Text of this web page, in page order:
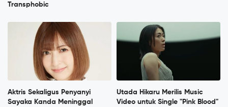
Transphobic
Aktris Sekaligus Penyanyi
Sayaka Kanda Meninggal
Utada Hikaru Merilis Music
Video untuk Single "Pink Blood"